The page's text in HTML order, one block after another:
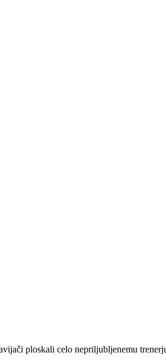
ploskali celo nepriljubljenemu